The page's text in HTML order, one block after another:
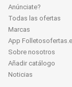
Anúnciate?
Todas las ofertas
Marcas
App
Sobre nosotros
Añadir catálogo
Noticias